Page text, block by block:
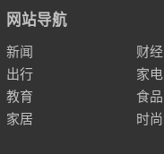
网站导航
新闻 财经
出行
家电
教育
食品
家居
时尚